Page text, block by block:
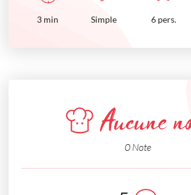
3 min Simple 6 pers.
Aucune
0 Note